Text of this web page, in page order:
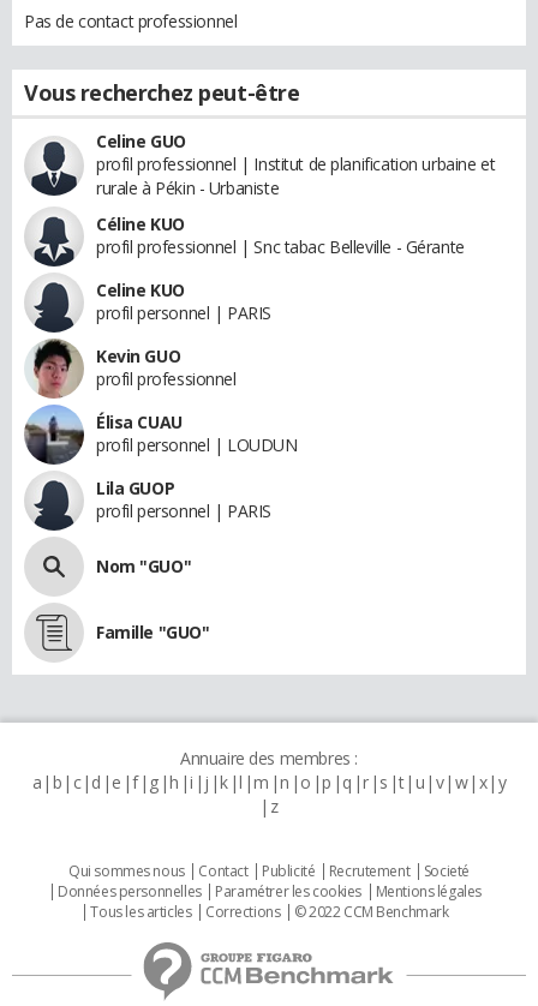
Pas de contact professionnel
Vous recherchez peut-être
Celine GUO
profil professionnel | Institut de planification urbaine et
rurale à Pékin - Urbaniste
Céline KUO
profil professionnel | Snc tabac Belleville - Gérante
Celine KUO
profil personnel | PARIS
Kevin GUO
profil professionnel
Élisa CUAU
profil personnel | LOUDUN
Lila GUOP
profil personnel | PARIS
Nom "GUO"
Famille "GUO"
Annuaire des membres :
a b c d e f g h i j k l m n o p q r s t u v w x y
z
Qui sommes nous Contact Publicité Recrutement
Societé
Données personnelles
Paramétrer les cookies
Mentions légales
Tous les articles
Corrections © 2022 CCM Benchmark